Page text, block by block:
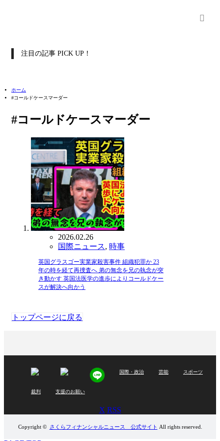
注目の記事 PICK UP！
ホーム
#コールドケースマーダー
#コールドケースマーダー
2026.02.26
国際ニュース, 時事
英国グラスゴー実業家殺害事件 組織犯罪か 23
年の時を経て再捜査へ 弟の無念を兄の執念が突
き動かす 英国法医学の進歩によりコールドケー
スが解決へ向かう
トップページに戻る
国際・政治 芸能 スポーツ
裁判 支援のお願い
X RSS
Copyright © さくらフィナンシャルニュース 公式サイト All rights reserved.